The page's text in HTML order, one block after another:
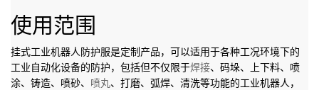
使用范围
挂式工业机器人防护服是定制产品，可以适用于各种工况环境下的
工业自动化设备的防护，包括但不仅限于焊接、码垛、上下料、喷
涂、铸造、喷砂、 喷丸、打磨、弧焊、清洗等功能的工业机器人，